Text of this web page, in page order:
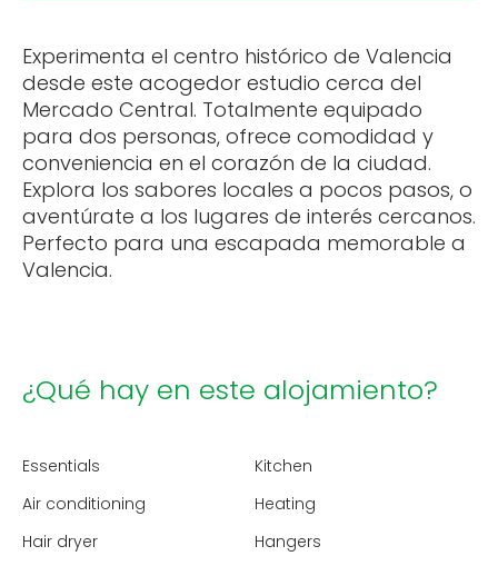
Experimenta el centro histórico de Valencia
desde este acogedor estudio cerca del
Mercado Central. Totalmente equipado
para dos personas, ofrece comodidad y
conveniencia en el corazón de la ciudad.
Explora los sabores locales a pocos pasos, o
aventúrate a los lugares de interés cercanos.
Perfecto para una escapada memorable a
Valencia.
¿Qué hay en este alojamiento?
Essentials
Kitchen
Air conditioning
Heating
Hair dryer
Hangers